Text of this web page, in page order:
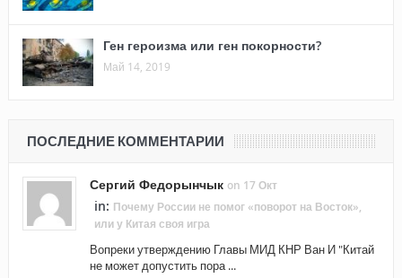
Ген героизма или ген покорности?
Май 14, 2019
ПОСЛЕДНИЕ КОММЕНТАРИИ
Сергий Федорынчык on 17 Окт
in: Почему России не помог «поворот на Восток»,
или у Китая своя игра
Вопреки утверждению Главы МИД КНР Ван И "Китай
не может допустить пора ...